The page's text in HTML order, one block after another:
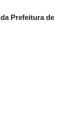
Prefeitura de